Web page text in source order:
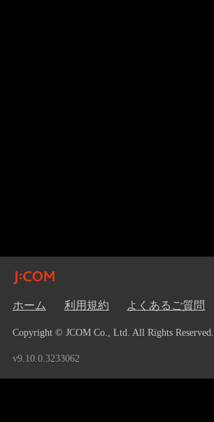
ホーム 利用規約 よくあるご質問
Copyright © JCOM Co., Ltd. All Rights Reserved.
v9.10.0.3233062